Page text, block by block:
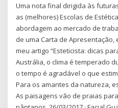
Uma nota final dirigida às
as (melhores) Escolas de
abordagem ao mercado de
de uma Carta de Apresentação,
meu artigo “Esteticista: dicas
Austrália, o clima é temperado
o tempo é agradável o que
Para os amantes da natureza,
As paisagens vão de praias